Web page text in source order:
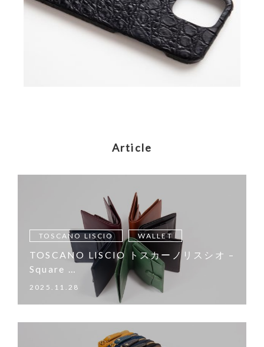
Article
TOSCANO LISCIO WALLET
TOSCANO LISCIO トスカーノリスシオ –
Square …
2025.11.28